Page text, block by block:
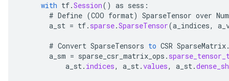
with tf.Session() as sess :
# Define (COO format) SparseTensor over
a_st = tf. sparse.SparseTensor(a_indices,
# Convert SparseTensors to CSR SparseMatrix
a_sm = sparse_csr_matrix_ops .
a_st. indices, a_st.values, a_st.